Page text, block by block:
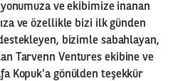
ve ekibimize inanan
ve özellikle bizi ilk günden
bizimle sabahlayan,
Tarvenn Ventures ekibine ve
Kopuk'a gönülden teşekkür